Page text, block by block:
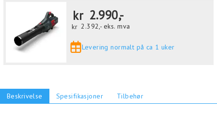
kr 2.990,-
kr 2.392,- eks. mva
Levering normalt på ca 1 uker
Beskrivelse Spesifikasjoner Tilbehør